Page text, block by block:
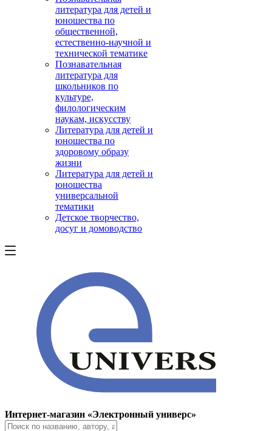
литература для детей и
юношества по
общественной,
естественно-научной и
технической тематике
Познавательная
литература для
школьников по
культуре,
филологическим
наукам, искусству
Литература для детей и
юношества по
здоровому образу
жизни
Литература для детей и
юношества
универсальной
тематики
Детское творчество,
досуг и домоводство
Интернет-магазин «Электронный универс»